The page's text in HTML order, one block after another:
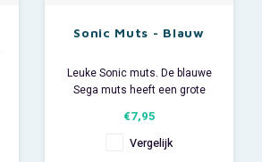
Sonic Muts - Blauw
Leuke Sonic muts. De blauwe
Sega muts heeft een grote
100% acryl. Leverbaar in 2
maten: 52 en 54 cm. Het
€7,95
Vergelijk